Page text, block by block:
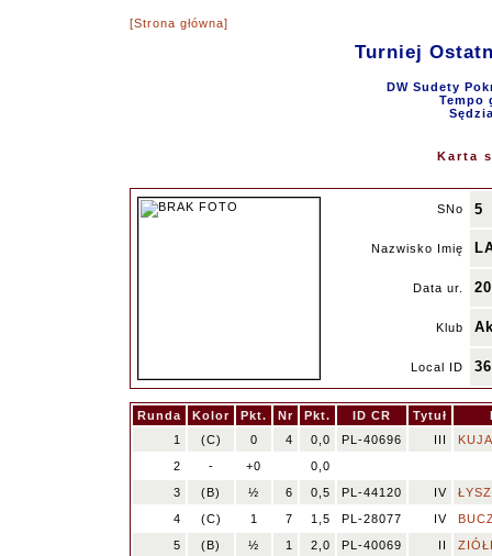
[Strona główna]
Turniej
DW Sudety
Tempo
Karta
SNo 5
Nazwisko Imię
Data ur.
Klub
Local ID
Runda Kolor Pkt. Nr Pkt. ID CR Tytuł
1
(C) 0 4 0,0 PL-40696 III
2
- +0
0,0
3
(B) ½ 6 0,5 PL-44120 IV
4
(C) 1 7 1,5 PL-28077 IV
5
(B) ½ 1 2,0 PL-40069 II